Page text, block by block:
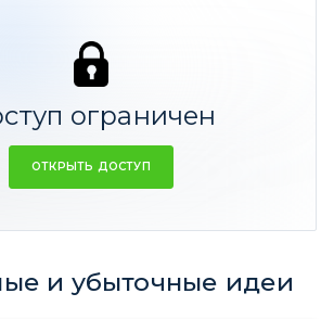
ограничен
ОТКРЫТЬ ДОСТУП
654
срок идеи 1 год 10 мес
и убыточные идеи